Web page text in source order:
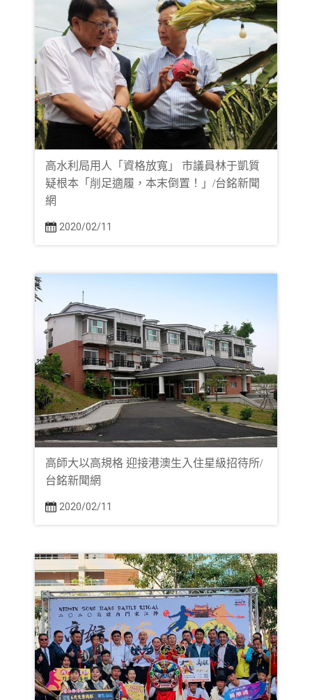
高水利局用人「資格放寬」 市議員林于凱質
疑根本「削足適履，本末倒置！」/台銘新聞
網
2020/02/11
高師大以高規格 迎接港澳生入住星級招待所/
台銘新聞網
2020/02/11